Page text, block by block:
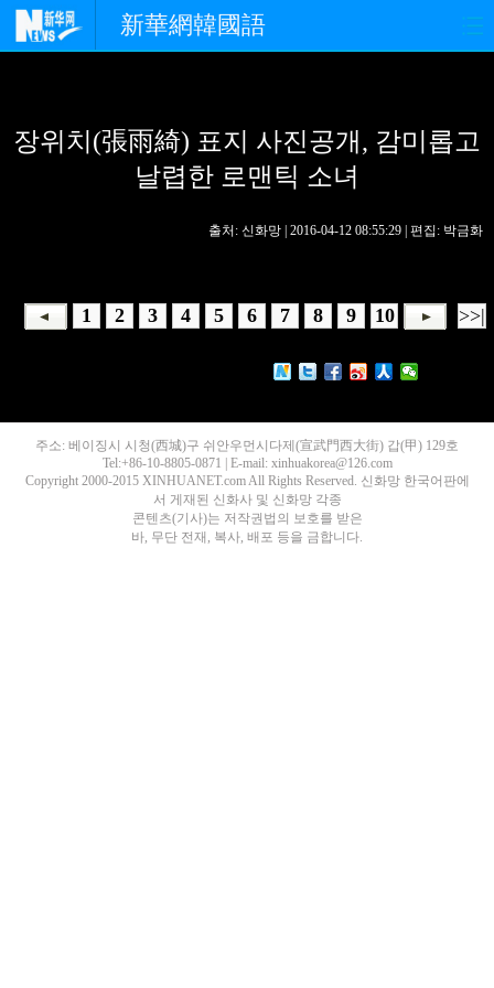
新華網韓國語
경제 사회 포토
핫 TV
생생 중국어
장위치(張雨綺) 표지 사진공개, 감미롭고
날렵한 로맨틱 소녀
출처: 신화망 | 2016-04-12 08:55:29 | 편집: 박금화
1 2 3 4 5 6 7 8 9 10 >>|
주소: 베이징시 시청(西城)구 쉬안우먼시다제(宣武門西大街) 갑(甲) 129호
Tel:+86-10-8805-0871 | E-mail: xinhuakorea@126.com
Copyright 2000-2015 XINHUANET.com All Rights Reserved. 신화망 한국어판에
서 게재된 신화사 및 신화망 각종
콘텐츠(기사)는 저작권법의 보호를 받은
바, 무단 전재, 복사, 배포 등을 금합니다.